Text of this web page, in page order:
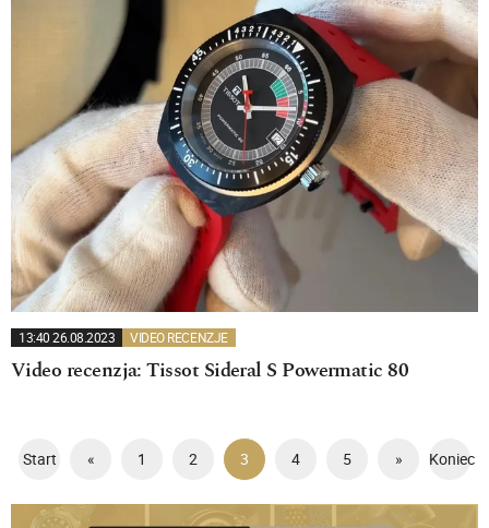
13:40 26.08.2023 VIDEO RECENZJE
Video recenzja: Tissot Sideral S Powermatic 80
Start « 1 2 3 4 5 » Koniec